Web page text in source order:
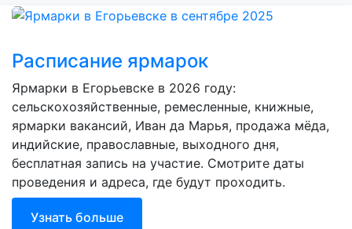
Расписание ярмарок
Ярмарки в Егорьевске в 2026 году:
сельскохозяйственные, ремесленные, книжные,
ярмарки вакансий, Иван да Марья, продажа мёда,
индийские, православные, выходного дня,
бесплатная запись на участие. Смотрите даты
проведения и адреса, где будут проходить.
Узнать больше